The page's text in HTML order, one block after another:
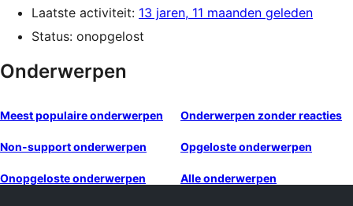
Laatste activiteit: 13 jaren, 11 maanden geleden
Status: onopgelost
Onderwerpen
Meest populaire onderwerpen Onderwerpen zonder reacties
Non-support onderwerpen Opgeloste onderwerpen
Onopgeloste onderwerpen Alle onderwerpen